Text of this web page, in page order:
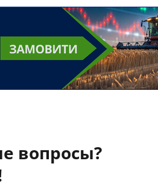
вопросы?